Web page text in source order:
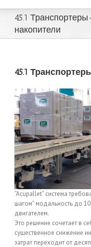
45.1
накопители
45.1
“Acupallet” система
шагом” модальность до
двигателем.
Это решение сочетает в
существенное снижение
затрат переходит от